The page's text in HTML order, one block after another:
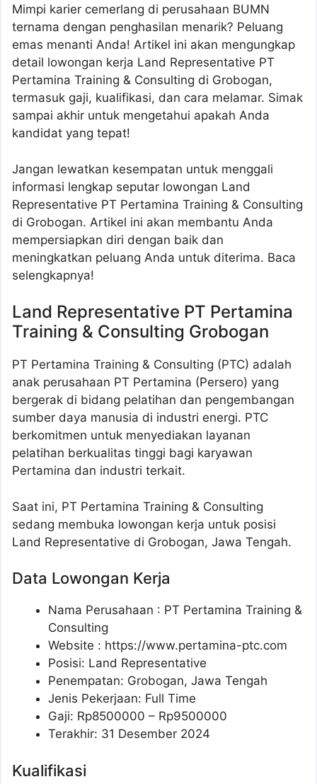
Mimpi karier cemerlang di perusahaan BUMN
ternama dengan penghasilan menarik? Peluang
emas menanti Anda! Artikel ini akan mengungkap
detail lowongan kerja Land Representative PT
Pertamina Training & Consulting di Grobogan,
termasuk gaji, kualifikasi, dan cara melamar. Simak
sampai akhir untuk mengetahui apakah Anda
kandidat yang tepat!
Jangan lewatkan kesempatan untuk menggali
informasi lengkap seputar lowongan Land
Representative PT Pertamina Training & Consulting
di Grobogan. Artikel ini akan membantu Anda
mempersiapkan diri dengan baik dan
meningkatkan peluang Anda untuk diterima. Baca
selengkapnya!
Land Representative PT Pertamina
Training & Consulting Grobogan
PT Pertamina Training & Consulting (PTC) adalah
anak perusahaan PT Pertamina (Persero) yang
bergerak di bidang pelatihan dan pengembangan
sumber daya manusia di industri energi. PTC
berkomitmen untuk menyediakan layanan
pelatihan berkualitas tinggi bagi karyawan
Pertamina dan industri terkait.
Saat ini, PT Pertamina Training & Consulting
sedang membuka lowongan kerja untuk posisi
Land Representative di Grobogan, Jawa Tengah.
Data Lowongan Kerja
Nama Perusahaan : PT Pertamina Training &
Consulting
Website : https://www.pertamina-ptc.com
Posisi: Land Representative
Penempatan: Grobogan, Jawa Tengah
Jenis Pekerjaan: Full Time
Gaji: Rp8500000 – Rp9500000
Terakhir: 31 Desember 2024
Kualifikasi